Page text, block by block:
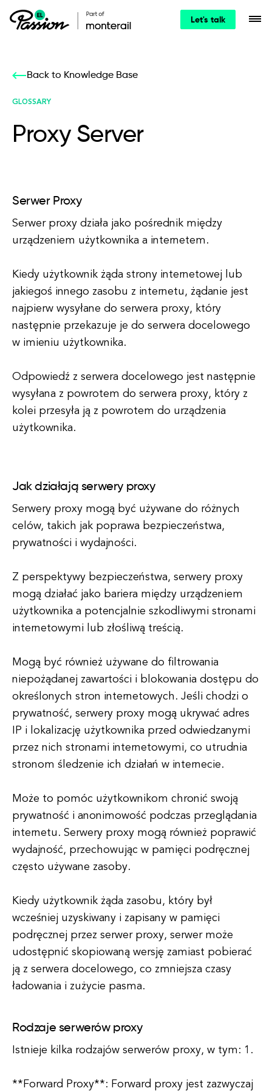
Let's talk
Back to Knowledge Base
GLOSSARY
Proxy Server
Serwer Proxy
Serwer proxy działa jako pośrednik między
urządzeniem użytkownika a internetem.
Kiedy użytkownik żąda strony internetowej lub
jakiegoś innego zasobu z internetu, żądanie jest
najpierw wysyłane do serwera proxy, który
następnie przekazuje je do serwera docelowego
w imieniu użytkownika.
Odpowiedź z serwera docelowego jest następnie
wysyłana z powrotem do serwera proxy, który z
kolei przesyła ją z powrotem do urządzenia
użytkownika.
Jak działają serwery proxy
Serwery proxy mogą być używane do różnych
celów, takich jak poprawa bezpieczeństwa,
prywatności i wydajności.
Z perspektywy bezpieczeństwa, serwery proxy
mogą działać jako bariera między urządzeniem
użytkownika a potencjalnie szkodliwymi stronami
internetowymi lub złośliwą treścią.
Mogą być również używane do filtrowania
niepożądanej zawartości i blokowania dostępu do
określonych stron internetowych. Jeśli chodzi o
prywatność, serwery proxy mogą ukrywać adres
IP i lokalizację użytkownika przed odwiedzanymi
przez nich stronami internetowymi, co utrudnia
stronom śledzenie ich działań w internecie.
Może to pomóc użytkownikom chronić swoją
prywatność i anonimowość podczas przeglądania
internetu. Serwery proxy mogą również poprawić
wydajność, przechowując w pamięci podręcznej
często używane zasoby.
Kiedy użytkownik żąda zasobu, który był
wcześniej uzyskiwany i zapisany w pamięci
podręcznej przez serwer proxy, serwer może
udostępnić skopiowaną wersję zamiast pobierać
ją z serwera docelowego, co zmniejsza czasy
ładowania i zużycie pasma.
Rodzaje serwerów proxy
Istnieje kilka rodzajów serwerów proxy, w tym: 1.
**Forward Proxy**: Forward proxy jest zazwyczaj